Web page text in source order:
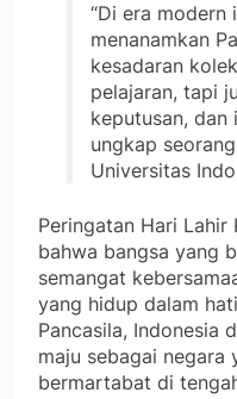
“Di era modern
menanamkan
kesadaran
pelajaran, tapi
keputusan, dan
ungkap
Universitas
Peringatan Hari Lahir
bahwa bangsa yang
semangat
yang hidup dalam
Pancasila, Indonesia
maju sebagai negara
bermartabat di